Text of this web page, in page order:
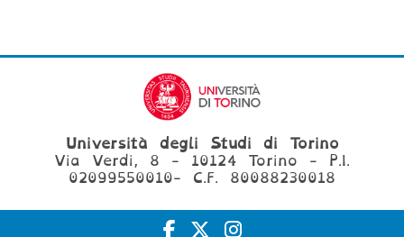
Università degli Studi di Torino
Via Verdi, 8 - 10124 Torino - P.I.
02099550010- C.F. 80088230018